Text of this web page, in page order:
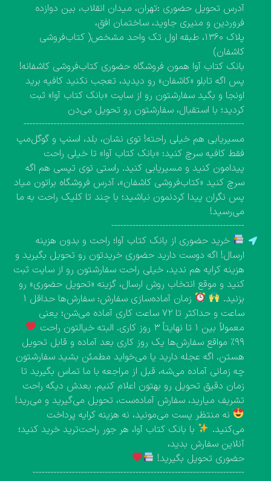
آدرس تحویل حضوری :تهران، میدان انقلاب، بین دوازده
فروردین و منیری جاوید، ساختمان افق،
پلاک ۱۳۶۰، طبقه اول تک واحد مشخص( کتاب‌فروشی
کاشفان)
بانک کتاب آوا همون فروشگاه حضوری کتاب‌فروشی کاشفانه!
پس اگه تابلو «کاشفان» رو دیدید، تعجب نکنید کافیه برید
اونجا و بگید سفارشتون رو از سایت «بانک کتاب آوا» ثبت
کردید؛ با استقبال، سفارشتون رو تحویل می‌دن
-------------------------------------------------------------------------
مسیریابی هم خیلی راحته! توی نشان، بلد، اسنپ و گوگل‌مپ
فقط کافیه سرچ کنید: «بانک کتاب آوا» تا خیلی راحت
پیدامون کنید و مسیریابی کنید. راستی توی تپسی هم اگه
سرچ کنید «کتاب‌فروشی کاشفان»، آدرس فروشگاه براتون میاد
پس نگران پیدا کردنمون نباشید؛ با چند تا کلیک راحت به ما
می‌رسید!
--------------------------------------------
خرید حضوری از بانک کتاب آوا؛ راحت و بدون هزینه
ارسال! اگه دوست دارید حضوری خریدتون رو تحویل بگیرید و
هزینه کرایه هم ندید، خیلی راحت سفارشتون رو از سایت ثبت
کنید و موقع انتخاب روش ارسال، گزینه «تحویل حضوری» رو
بزنید.
زمان آماده‌سازی سفارش: سفارش‌ها حداقل ۱
ساعت و حداکثر تا ۷۲ ساعت کاری آماده می‌شن؛ یعنی
معمولاً بین ۱ تا نهایتاً ۳ روز کاری. البته خیالتون راحت
۹۹٪ مواقع سفارش‌ها یک روز کاری بعد آماده و قابل تحویل
هستن. اگه عجله دارید یا می‌خواید مطمئن بشید سفارشتون
چه زمانی آماده می‌شه، قبل از مراجعه با ما تماس بگیرید تا
زمان دقیق تحویل رو بهتون اعلام کنیم. بعدش دیگه راحت
تشریف میارید، سفارش آماده‌ست، تحویل می‌گیرید و می‌رید!
نه منتظر پست می‌مونید، نه هزینه کرایه پرداخت
می‌کنید.
با بانک کتاب آوا، هر جور راحت‌ترید خرید کنید؛
آنلاین سفارش بدید،
حضوری تحویل بگیرید!
----------------------------------------------------------------------